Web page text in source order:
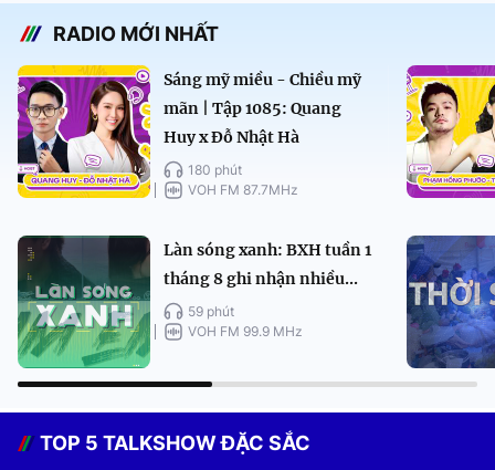
RADIO MỚI NHẤT
Sáng mỹ miều - Chiều mỹ
mãn | Tập 1085: Quang
Huy x Đỗ Nhật Hà
180 phút
VOH FM 87.7MHz
Làn sóng xanh: BXH tuần 1
tháng 8 ghi nhận nhiều...
59 phút
VOH FM 99.9 MHz
TOP 5 TALKSHOW ĐẶC SẮC